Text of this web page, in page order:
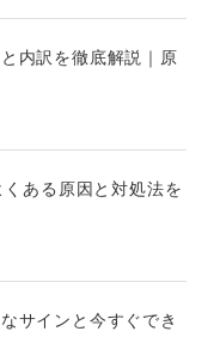
内訳を徹底解説｜原
ある原因と対処法を
サインと今すぐでき